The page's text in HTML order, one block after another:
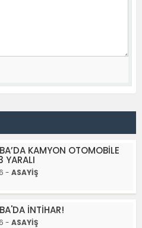
KAMYON OTOMOBİLE
YARALI
- ASAYİŞ
İNTİHAR!
- ASAYİŞ